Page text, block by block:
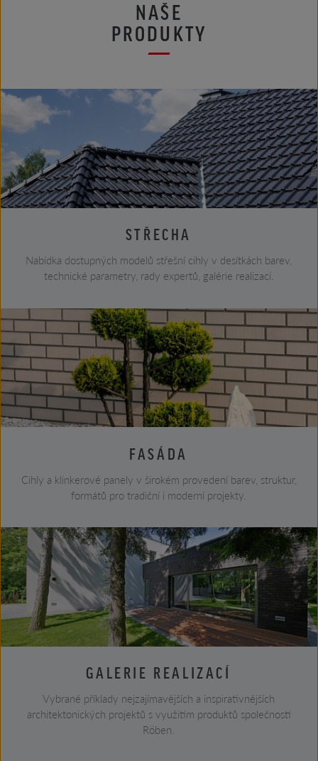
NAŠE
PRODUKTY
STŘECHA
Nabídka dostupných modelů střešní cihly v desítkách barev,
technické parametry, rady expertů, galérie realizací.
FASÁDA
Cihly a klinkerové panely v širokém provedení barev, struktur,
formátů pro tradiční i moderní projekty.
GALERIE REALIZACÍ
Vybrané příklady nejzajímavějších a inspirativnějších
architektonických projektů s využitím produktů společnosti
Röben.